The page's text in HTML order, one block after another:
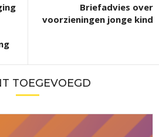
Briefadvies over
voorzieningen jonge kind
TOEGEVOEGD